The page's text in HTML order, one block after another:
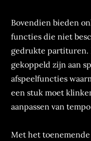
Bovendien bieden
functies die niet
gedrukte partituren.
gekoppeld zijn aan
afspeelfuncties
een stuk moet
aanpassen van
Met het